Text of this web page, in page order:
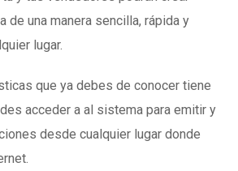
de una manera sencilla, rápida y
lugar.
que ya debes de conocer tiene
acceder a al sistema para emitir y
desde cualquier lugar donde